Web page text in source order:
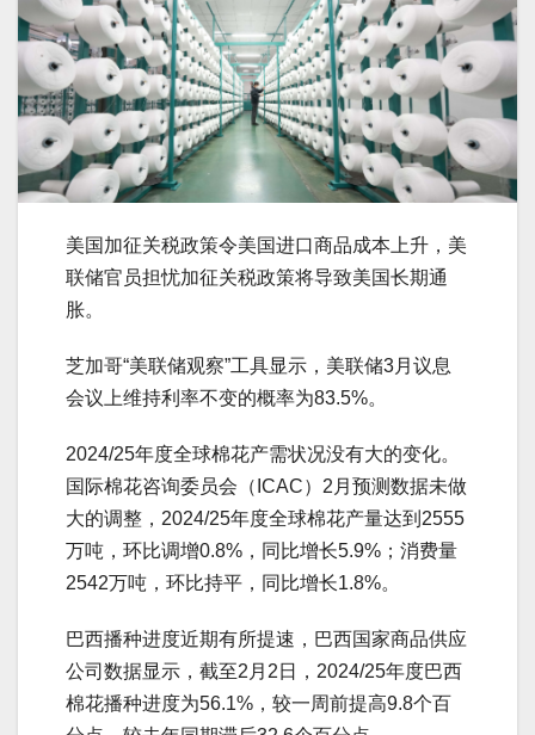
美国加征关税政策令美国进口商品成本上升，美
联储官员担忧加征关税政策将导致美国长期通
胀。
芝加哥“美联储观察”工具显示，美联储3月议息
会议上维持利率不变的概率为83.5%。
2024/25年度全球棉花产需状况没有大的变化。
国际棉花咨询委员会（ICAC）2月预测数据未做
大的调整，2024/25年度全球棉花产量达到2555
万吨，环比调增0.8%，同比增长5.9%；消费量
2542万吨，环比持平，同比增长1.8%。
巴西播种进度近期有所提速，巴西国家商品供应
公司数据显示，截至2月2日，2024/25年度巴西
棉花播种进度为56.1%，较一周前提高9.8个百